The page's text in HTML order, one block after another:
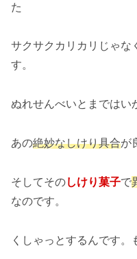
た
サクサクカリカリじゃな
す。
ぬれせんべいとまではい
あの絶妙なしけり具合が
そしてそのしけり菓子で
なのです。
くしゃっとするんです。